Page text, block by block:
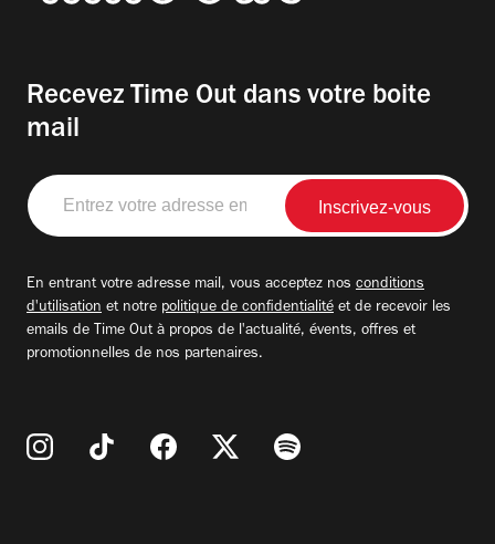
Recevez Time Out dans votre boite
mail
Entrez
votre
adresse
En entrant votre adresse mail, vous acceptez nos conditions
d'utilisation et notre politique de confidentialité et de recevoir les
emails de Time Out à propos de l'actualité, évents, offres et
promotionnelles de nos partenaires.